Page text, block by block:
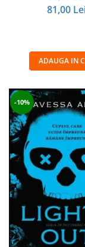
81,00
ADAUGA IN
-10%